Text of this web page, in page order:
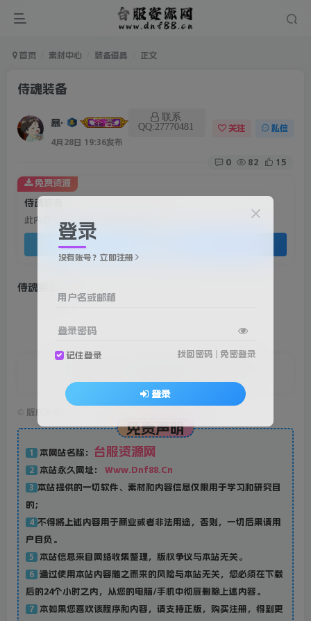
首页 素材中心 装备道具 正文
侍魂装备
暴雨
联系
QQ:27770481
4月28日 19:36发布
关注 私信
0 82 15
侍魂装备
此内容为免费资源，请登录后查看
免费资源
侍魂装备
版权声明
免责声明
1 本网站名称： 台服资源网
2 本站永久网址： Www.Dnf88.Cn
3 本站提供的一切软件、素材和内容信息仅限用于学习和研究目
的；
4 不得将上述内容用于商业或者非法用途，否则，一切后果请用
户自负。
5 本站信息来自网络收集整理，版权争议与本站无关。
6
通过使用本站内容随之而来的风险与本站无关，您必须在下载
后的24个小时之内，从您的电脑/手机中彻底删除上述内容。
7
本如果您喜欢该程序和内容，请支持正版，购买注册，得到更
登录
没有账号？立即注册
用户名或邮箱
登录密码
记住登录 找回密码 免密登录
登录